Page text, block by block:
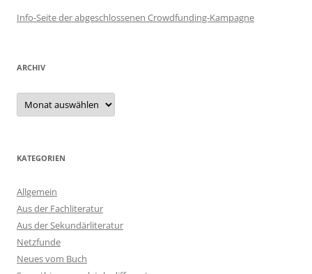
Info-Seite der abgeschlossenen Crowdfunding-Kampagne
ARCHIV
Archiv
KATEGORIEN
Allgemein
Aus der Fachliteratur
Aus der Sekundärliteratur
Netzfunde
Neues vom Buch